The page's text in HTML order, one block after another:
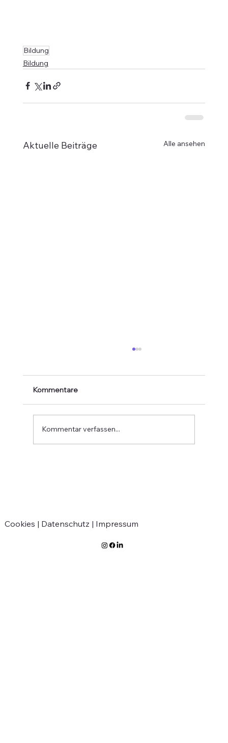
Bildung
Bildung
Aktuelle Beiträge Alle ansehen
Kommentare
Kommentar verfassen...
Cookies | Datenschutz | Impressum